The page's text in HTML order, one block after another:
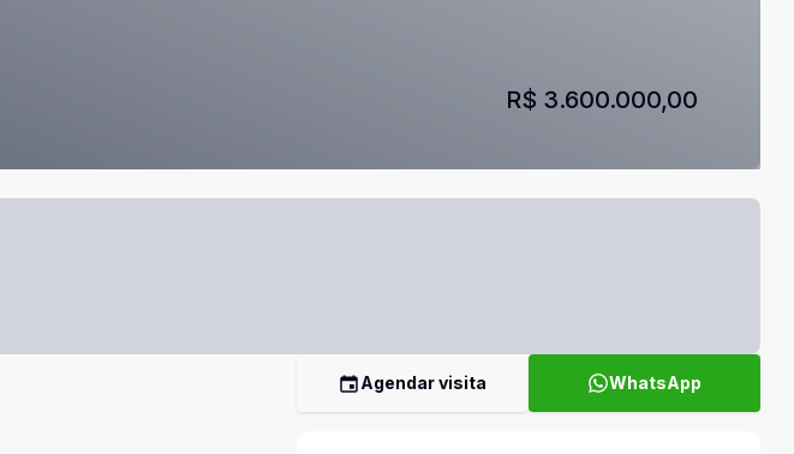
R$ 3.600.000,00
Agendar visita WhatsApp